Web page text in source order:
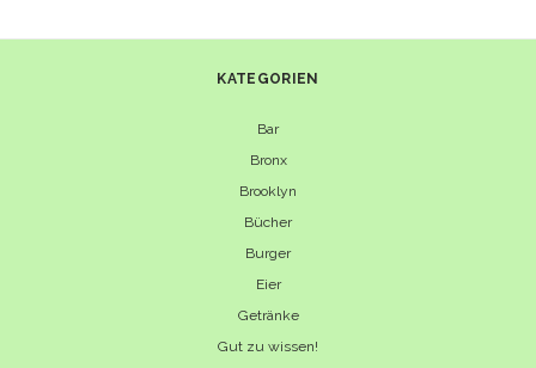
KATEGORIEN
Bar
Bronx
Brooklyn
Bücher
Burger
Eier
Getränke
Gut zu wissen!